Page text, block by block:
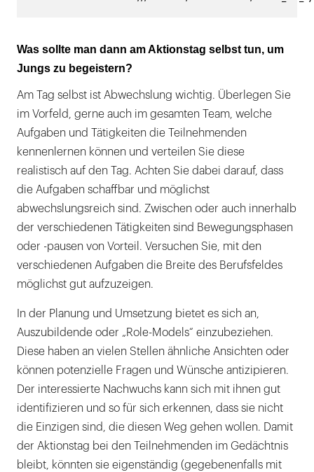
Was sollte man dann am Aktionstag selbst tun, um
Jungs zu begeistern?
Am Tag selbst ist Abwechslung wichtig. Überlegen Sie
im Vorfeld, gerne auch im gesamten Team, welche
Aufgaben und Tätigkeiten die Teilnehmenden
kennenlernen können und verteilen Sie diese
realistisch auf den Tag. Achten Sie dabei darauf, dass
die Aufgaben schaffbar und möglichst
abwechslungsreich sind. Zwischen oder auch innerhalb
der verschiedenen Tätigkeiten sind Bewegungsphasen
oder -pausen von Vorteil. Versuchen Sie, mit den
verschiedenen Aufgaben die Breite des Berufsfeldes
möglichst gut aufzuzeigen.
In der Planung und Umsetzung bietet es sich an,
Auszubildende oder „Role-Models“ einzubeziehen.
Diese haben an vielen Stellen ähnliche Ansichten oder
können potenzielle Fragen und Wünsche antizipieren.
Der interessierte Nachwuchs kann sich mit ihnen gut
identifizieren und so für sich erkennen, dass sie nicht
die Einzigen sind, die diesen Weg gehen wollen. Damit
der Aktionstag bei den Teilnehmenden im Gedächtnis
bleibt, könnten sie eigenständig (gegebenenfalls mit